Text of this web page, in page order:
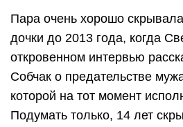
Пара очень хорошо
дочки до 2013 года, когда
откровенном интервью
Собчак о предательстве
которой на тот момент
Подумать только, 14 лет